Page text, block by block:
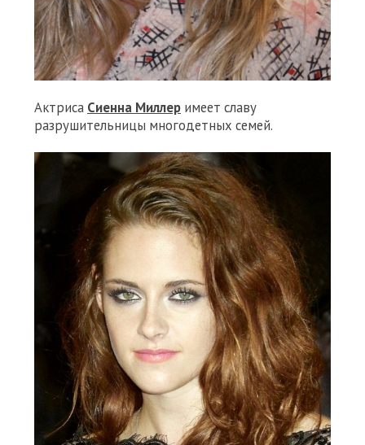
Актриса Сиенна Миллер имеет славу
разрушительницы многодетных семей.